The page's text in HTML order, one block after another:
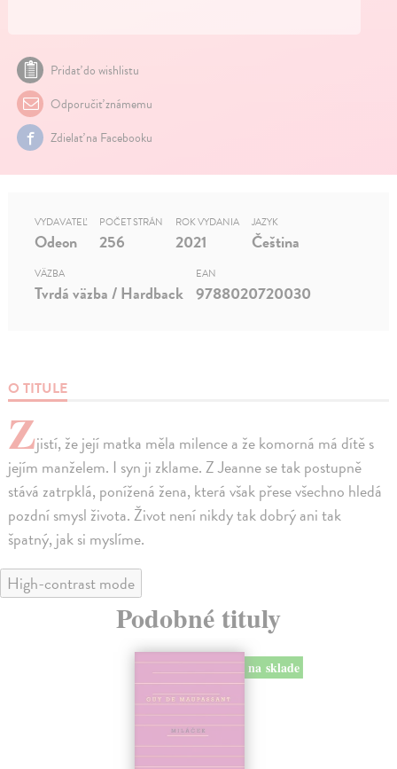
Pridať do wishlistu
Odporučiť známemu
Zdielať na Facebooku
O TITULE
Zjistí, že její matka měla milence a že komorná má dítě s
jejím manželem. I syn ji zklame. Z Jeanne se tak postupně
stává zatrpklá, ponížená žena, která však přese všechno hledá
pozdní smysl života. Život není nikdy tak dobrý ani tak
špatný, jak si myslíme.
VYDAVATEĽ
Odeon
POČET STRÁN
256
ROK VYDANIA
2021
JAZYK
Čeština
VÄZBA
Tvrdá väzba / Hardback
EAN
9788020720030
High-contrast mode
Podobné tituly